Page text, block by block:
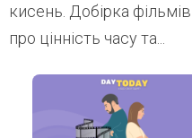
кисень. Добірка фільмів
про цінність часу та...